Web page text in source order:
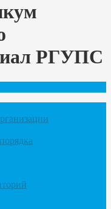
РГУПС